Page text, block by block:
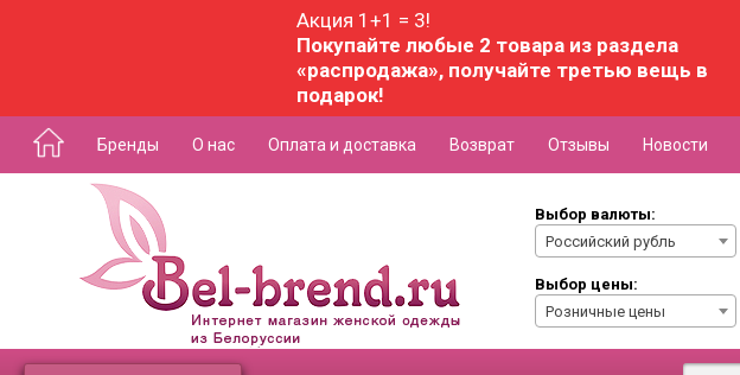
Акция 1+1 = 3!
Покупайте любые 2 товара из раздела
«распродажа», получайте третью вещь в
подарок!
Бренды О нас Оплата и доставка Возврат Отзывы Новости
Выбор валюты:
Российский рубль
Выбор цены:
Розничные цены